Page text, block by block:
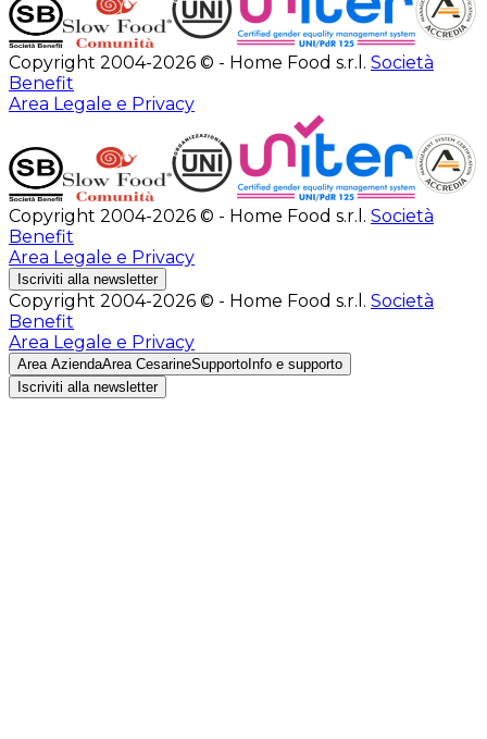
Copyright 2004-2026 © - Home Food s.r.l. Società
Benefit
Area Legale e Privacy
Copyright 2004-2026 © - Home Food s.r.l. Società
Benefit
Area Legale e Privacy
Iscriviti alla newsletter
Copyright 2004-2026 © - Home Food s.r.l. Società
Benefit
Area Legale e Privacy
Area AziendaArea CesarineSupporto Info e supporto
Iscriviti alla newsletter